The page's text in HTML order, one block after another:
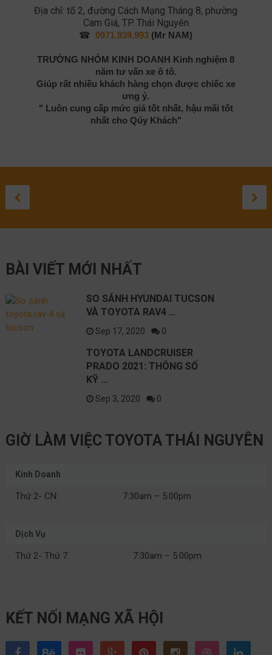
Địa chỉ: tổ 2, đường Cách Mạng Tháng 8, phường
Cam Giá, TP. Thái Nguyên
☎ 0971.939.993 (Mr NAM)
TRƯỞNG NHÓM KINH DOANH Kinh nghiệm 8
năm tư vấn xe ô tô.
Giúp rất nhiều khách hàng chọn được chiếc xe
ưng ý.
" Luôn cung cấp mức giá tốt nhất, hậu mãi tốt
nhất cho Qúy Khách"
HYUNDAI
RAV4 2021
PRADO 2021:
September 3,
ĐÁNH GIÁ
2020
August 27,
ĐÁNH
COROLLA
August 1,
2021:
May 10,
LỘ
April
BÀI VIẾT MỚI NHẤT
SO SÁNH HYUNDAI TUCSON
VÀ TOYOTA RAV4 …
Sep 17, 2020 0
TOYOTA LANDCRUISER
PRADO 2021: THÔNG SỐ
KỸ …
Sep 3, 2020 0
GIỜ LÀM VIỆC TOYOTA THÁI NGUYÊN
Kinh Doanh
Thứ 2- CN: 7:30am – 5:00pm
Dịch Vụ
Thứ 2- Thứ 7: 7:30am – 5:00pm
KẾT NỐI MẠNG XÃ HỘI